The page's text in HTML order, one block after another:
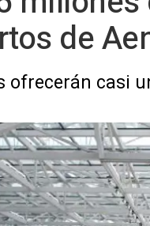
de
ofrecerán casi